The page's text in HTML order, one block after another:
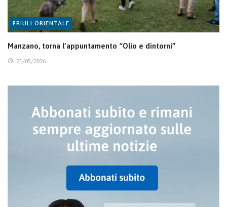
FRIULI ORIENTALE
Manzano, torna l’appuntamento “Olio e dintorni”
21/05/2026